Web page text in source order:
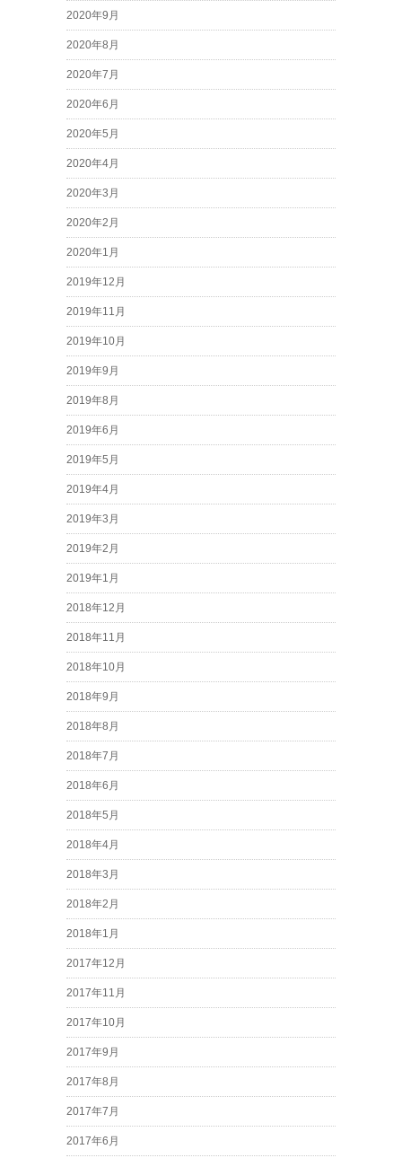
2020年9月
2020年8月
2020年7月
2020年6月
2020年5月
2020年4月
2020年3月
2020年2月
2020年1月
2019年12月
2019年11月
2019年10月
2019年9月
2019年8月
2019年6月
2019年5月
2019年4月
2019年3月
2019年2月
2019年1月
2018年12月
2018年11月
2018年10月
2018年9月
2018年8月
2018年7月
2018年6月
2018年5月
2018年4月
2018年3月
2018年2月
2018年1月
2017年12月
2017年11月
2017年10月
2017年9月
2017年8月
2017年7月
2017年6月